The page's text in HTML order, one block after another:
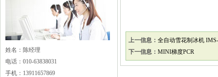
姓名：陈经理
电话：010-63838031
手机：13911657869
上一信息： 全自动雪花制冰机
下一信息： MINI梯度PCR